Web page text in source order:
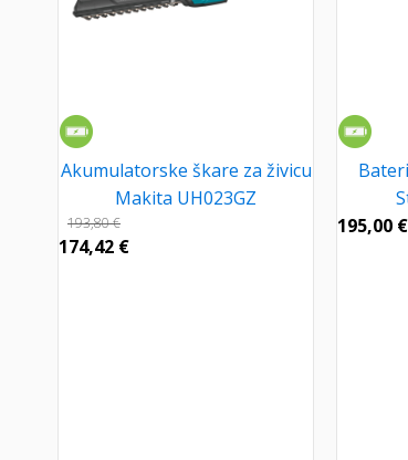
Akumulatorske škare za živicu
Makita UH023GZ
193,80€
174,42 €
195,00 €